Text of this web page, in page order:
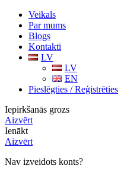
Veikals
Par mums
Blogs
Kontakti
LV
LV
EN
Pieslēgties / Reģistrēties
Iepirkšanās grozs
Aizvērt
Ienākt
Aizvērt
Nav izveidots konts?